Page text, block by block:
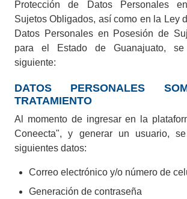
Buscar empleos
Protección de Datos Personales
Sujetos Obligados, así como en la Ley
Datos Personales en Posesión de
para el Estado de Guanajuato,
siguiente:
DATOS PERSONALES
TRATAMIENTO
Al momento de ingresar en la
Coneecta", y generar un usuario,
siguientes datos:
Correo electrónico y/o número de
Generación de contraseña